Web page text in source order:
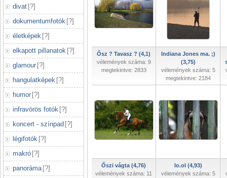
divat [?]
dokumentumfotók [?]
életképek [?]
elkapott pillanatok [?]
glamour [?]
hangulatképek [?]
humor [?]
infravörös fotók [?]
koncert - színpad [?]
légifotók [?]
makró [?]
panoráma [?]
Ősz ? Tavasz ? (4,1)
vélemények száma: 9
megtekintve: 2833
Indiana Jones ma. ;)
(3,75)
vélemények száma: 5
megtekintve: 2184
Őszi vágta (4,76)
vélemények száma: 11
Io.oI (4,93)
vélemények száma: 5